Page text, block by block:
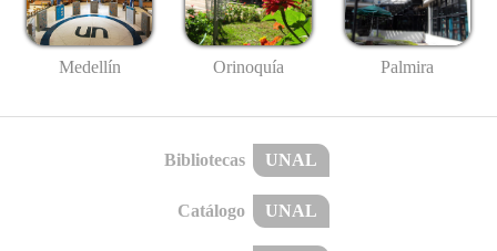
Medellín Orinoquía Palmira
Bibliotecas UNAL
Catálogo UNAL